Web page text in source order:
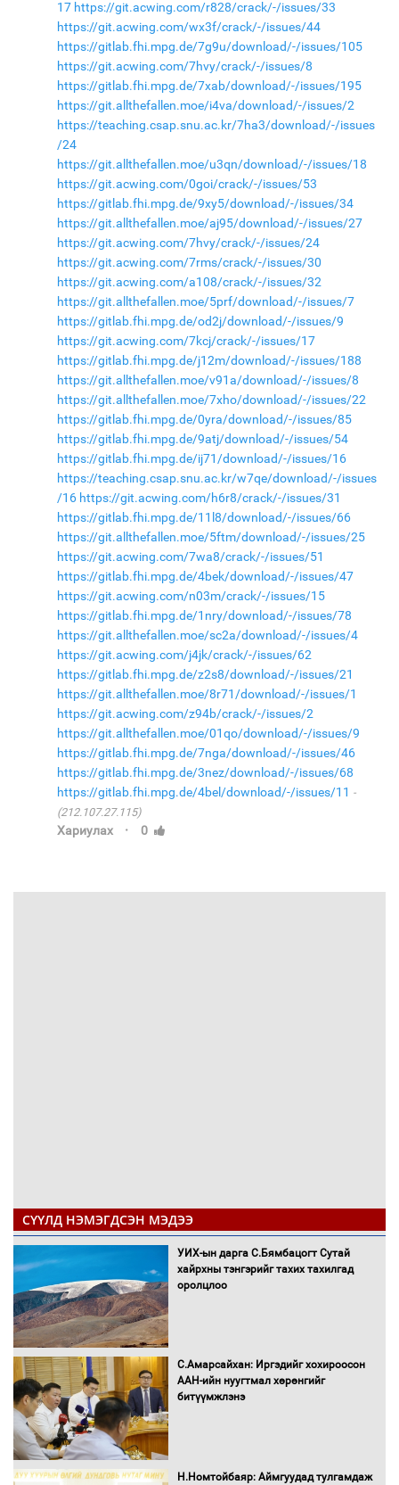
17 https://git.acwing.com/r828/crack/-/issues/33
https://git.acwing.com/wx3f/crack/-/issues/44
https://gitlab.fhi.mpg.de/7g9u/download/-/issues/105
https://git.acwing.com/7hvy/crack/-/issues/8
https://gitlab.fhi.mpg.de/7xab/download/-/issues/195
https://git.allthefallen.moe/i4va/download/-/issues/2
https://teaching.csap.snu.ac.kr/7ha3/download/-/issues
/24
https://git.allthefallen.moe/u3qn/download/-/issues/18
https://git.acwing.com/0goi/crack/-/issues/53
https://gitlab.fhi.mpg.de/9xy5/download/-/issues/34
https://git.allthefallen.moe/aj95/download/-/issues/27
https://git.acwing.com/7hvy/crack/-/issues/24
https://git.acwing.com/7rms/crack/-/issues/30
https://git.acwing.com/a108/crack/-/issues/32
https://git.allthefallen.moe/5prf/download/-/issues/7
https://gitlab.fhi.mpg.de/od2j/download/-/issues/9
https://git.acwing.com/7kcj/crack/-/issues/17
https://gitlab.fhi.mpg.de/j12m/download/-/issues/188
https://git.allthefallen.moe/v91a/download/-/issues/8
https://git.allthefallen.moe/7xho/download/-/issues/22
https://gitlab.fhi.mpg.de/0yra/download/-/issues/85
https://gitlab.fhi.mpg.de/9atj/download/-/issues/54
https://gitlab.fhi.mpg.de/ij71/download/-/issues/16
https://teaching.csap.snu.ac.kr/w7qe/download/-/issues
/16 https://git.acwing.com/h6r8/crack/-/issues/31
https://gitlab.fhi.mpg.de/11l8/download/-/issues/66
https://git.allthefallen.moe/5ftm/download/-/issues/25
https://git.acwing.com/7wa8/crack/-/issues/51
https://gitlab.fhi.mpg.de/4bek/download/-/issues/47
https://git.acwing.com/n03m/crack/-/issues/15
https://gitlab.fhi.mpg.de/1nry/download/-/issues/78
https://git.allthefallen.moe/sc2a/download/-/issues/4
https://git.acwing.com/j4jk/crack/-/issues/62
https://gitlab.fhi.mpg.de/z2s8/download/-/issues/21
https://git.allthefallen.moe/8r71/download/-/issues/1
https://git.acwing.com/z94b/crack/-/issues/2
https://git.allthefallen.moe/01qo/download/-/issues/9
https://gitlab.fhi.mpg.de/7nga/download/-/issues/46
https://gitlab.fhi.mpg.de/3nez/download/-/issues/68
https://gitlab.fhi.mpg.de/4bel/download/-/issues/11
(212.107.27.115)
Хариулах · 0
СҮҮЛД НЭМЭГДСЭН МЭДЭЭ
УИХ-ын дарга С.Бямбацогт Сутай
хайрхны тэнгэрийг тахих тахилгад
оролцлоо
С.Амарсайхан: Иргэдийг хохироосон
ААН-ийн нуугтмал хөрөнгийг
битүүмжлэнэ
Н.Номтойбаяр: Аймгуудад тулгамдаж